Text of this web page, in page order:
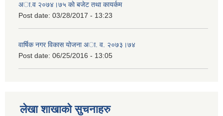
अा.व २०७४।७५ काे बजेट तथा कायर्कम
Post date: 03/28/2017 - 13:23
वार्षिक नगर विकास योजना अा. व. २०७३।७४
Post date: 06/25/2016 - 13:05
लेखा शाखाको सुचनाहरु